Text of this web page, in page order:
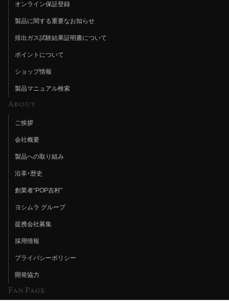
オンライン保証登録
製品に関する重要なお知らせ
排出ガス試験結果証明書について
ポイントについて
ショップ情報
製品マニュアル検索
About
ご挨拶
会社概要
製品への取り組み
沿革・歴史
創業者“POP吉村”
ヨシムラ グループ
提携会社募集
採用情報
プライバシーポリシー
開発協力
Fan Page